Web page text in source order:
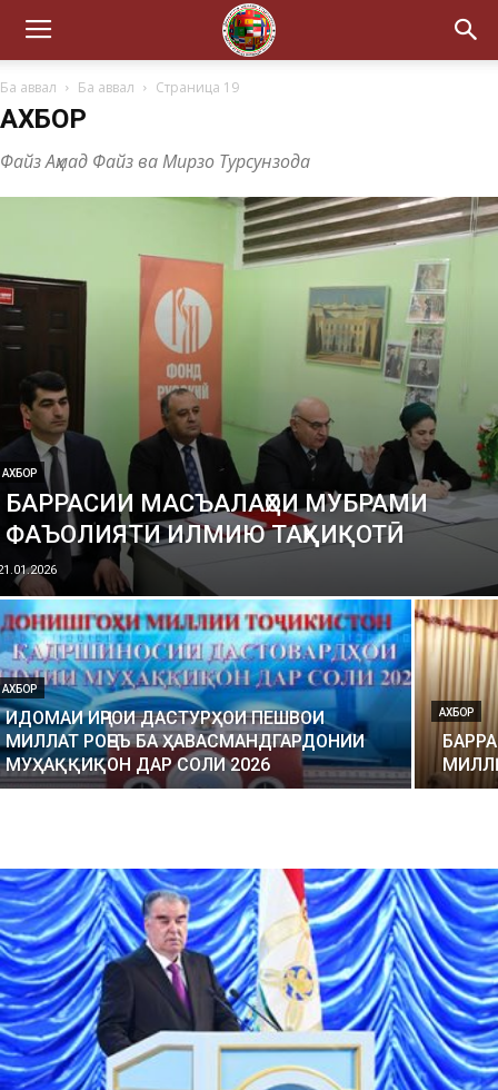
Ба аввал Ба аввал Страница 19
АХБОР
Файз Аҳмад Файз ва Мирзо Турсунзода
АХБОР
БАРРАСИИ МАСЪАЛАҲОИ МУБРАМИ
ФАЪОЛИЯТИ ИЛМИЮ ТАҲҚИҚОТӢ
АХБОР
ИДОМАИ ИҶРОИ ДАСТУРҲОИ ПЕШВОИ
МИЛЛАТ РОҶЕЪ БА ҲАВАСМАНДГАРДОНИИ
МУҲАҚҚИҚОН ДАР СОЛИ 2026
АХБОР